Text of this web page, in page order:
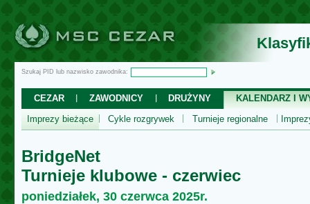
Szukaj PID lub nazwisko zawodnika:
CEZAR ZAWODNICY DRUŻYNY
KALENDARZ I
Imprezy bieżące
Cykle rozgrywek Turnieje regionalne
BridgeNet
Turnieje klubowe - czerwiec
poniedziałek, 30 czerwca 2025r.